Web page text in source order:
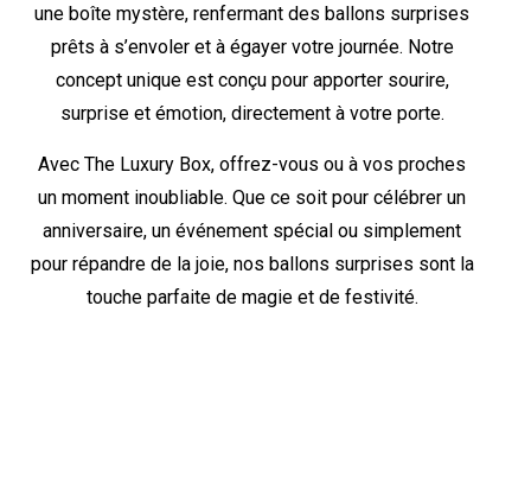
une boîte mystère, renfermant des ballons surprises
prêts à s’envoler et à égayer votre journée. Notre
concept unique est conçu pour apporter sourire,
surprise et émotion, directement à votre porte.
Avec The Luxury Box, offrez-vous ou à vos proches
un moment inoubliable. Que ce soit pour célébrer un
anniversaire, un événement spécial ou simplement
pour répandre de la joie, nos ballons surprises sont la
touche parfaite de magie et de festivité.